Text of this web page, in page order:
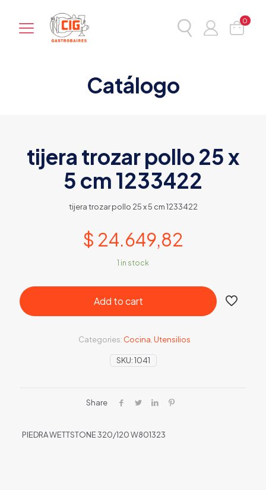
0
Catálogo
tijera trozar pollo 25 x
5 cm 1233422
tijera trozar pollo 25 x 5 cm 1233422
$ 24.649,82
1 in stock
Add to cart
SKU:1041
Categories: Cocina Utensilios
Share
PIEDRA WETTSTONE 320/120 W801323